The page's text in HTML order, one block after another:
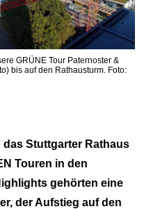
GRÜNE Tour Paternoster &
bis auf den Rathausturm. Foto:
Stuttgarter Rathaus
Touren in den
gehörten eine
der Aufstieg auf den